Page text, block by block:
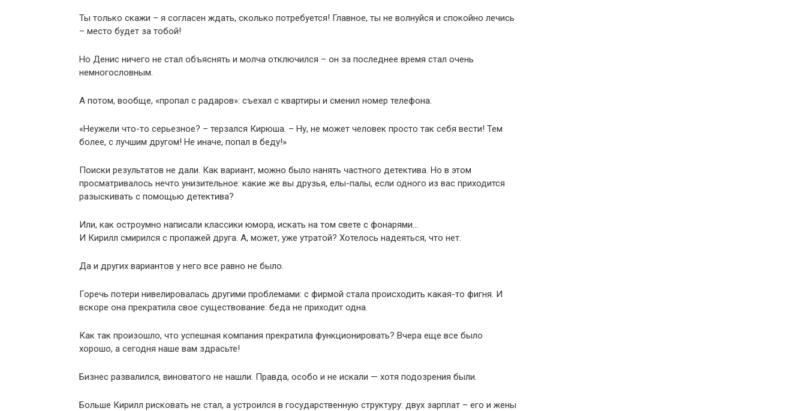
Ты только скажи – я согласен ждать, сколько потребуется! Главное, ты не волнуйся и спокойно лечись
– место будет за тобой!
Но Денис ничего не стал объяснять и молча отключился – он за последнее время стал очень
немногословным.
А потом, вообще, «пропал с радаров»: съехал с квартиры и сменил номер телефона.
«Неужели что-то серьезное? – терзался Кирюша. – Ну, не может человек просто так себя вести! Тем
более, с лучшим другом! Не иначе, попал в беду!»
Поиски результатов не дали. Как вариант, можно было нанять частного детектива. Но в этом
просматривалось нечто унизительное: какие же вы друзья, елы-палы, если одного из вас приходится
разыскивать с помощью детектива?
Или, как остроумно написали классики юмора, искать на том свете с фонарями…
И Кирилл смирился с пропажей друга. А, может, уже утратой? Хотелось надеяться, что нет.
Да и других вариантов у него все равно не было.
Горечь потери нивелировалась другими проблемами: с фирмой стала происходить какая-то фигня. И
вскоре она прекратила свое существование: беда не приходит одна.
Как так произошло, что успешная компания прекратила функционировать? Вчера еще все было
хорошо, а сегодня наше вам здрасьте!
Бизнес развалился, виноватого не нашли. Правда, особо и не искали — хотя подозрения были.
Больше Кирилл рисковать не стал, а устроился в государственную структуру: двух зарплат – его и жены